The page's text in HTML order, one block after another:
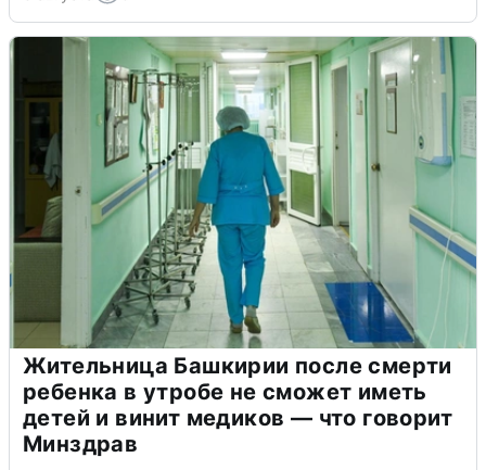
Жительница Башкирии после смерти
ребенка в утробе не сможет иметь
детей и винит медиков — что говорит
Минздрав